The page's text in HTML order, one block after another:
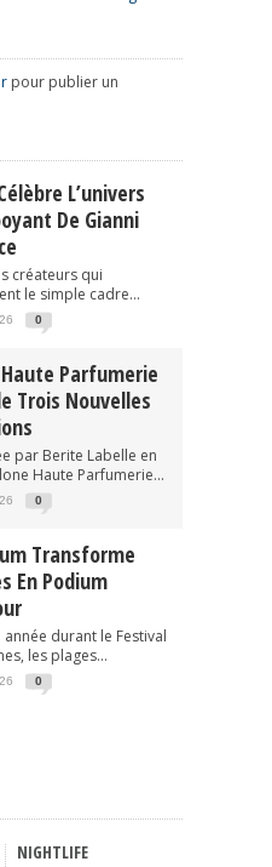
pour publier un
L’univers
De Gianni
créateurs qui
le simple cadre...
0
Parfumerie
Trois Nouvelles
par Berite Labelle en
Haute Parfumerie...
0
Transforme
En Podium
année durant le Festival
les plages...
0
NIGHTLIFE